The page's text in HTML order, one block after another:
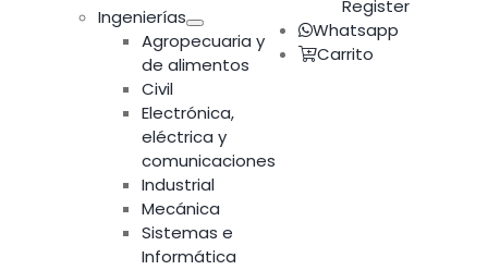
Ingenierías
Agropecuaria y
de alimentos
Civil
Electrónica,
eléctrica y
comunicaciones
Industrial
Mecánica
Sistemas e
Informática
Register
Whatsapp
Carrito